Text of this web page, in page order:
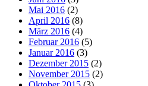
Mai 2016 (2)
April 2016 (8)
März 2016 (4)
Februar 2016 (5)
Januar 2016 (3)
Dezember 2015 (2)
November 2015 (2)